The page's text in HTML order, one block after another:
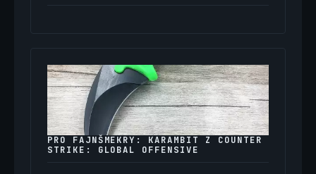
PRO FAJNŠMEKRY: KARAMBIT Z COUNTER
STRIKE: GLOBAL OFFENSIVE